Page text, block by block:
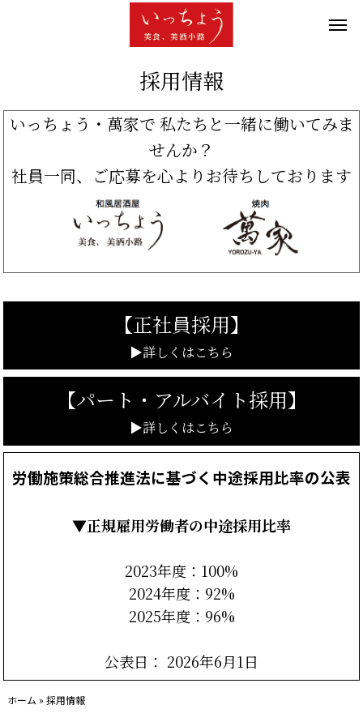
採用情報
いっちょう・萬家で 私たちと一緒に働いてみま
せんか？
社員一同、ご応募を心よりお待ちしております
【正社員採用】
▶詳しくはこちら
【パート・アルバイト採用】
▶詳しくはこちら
労働施策総合推進法に基づく中途採用比率の公表
▼正規雇用労働者の中途採用比率
2023年度：100%
2024年度：92%
2025年度：96%
公表日： 2026年6月1日
ホーム »採用情報